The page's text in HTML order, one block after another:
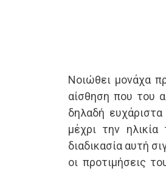
Νοιώθει μονάχα
αίσθηση που του
δηλαδή
μέχρι την
διαδικασία αυτή
οι προτιμήσεις